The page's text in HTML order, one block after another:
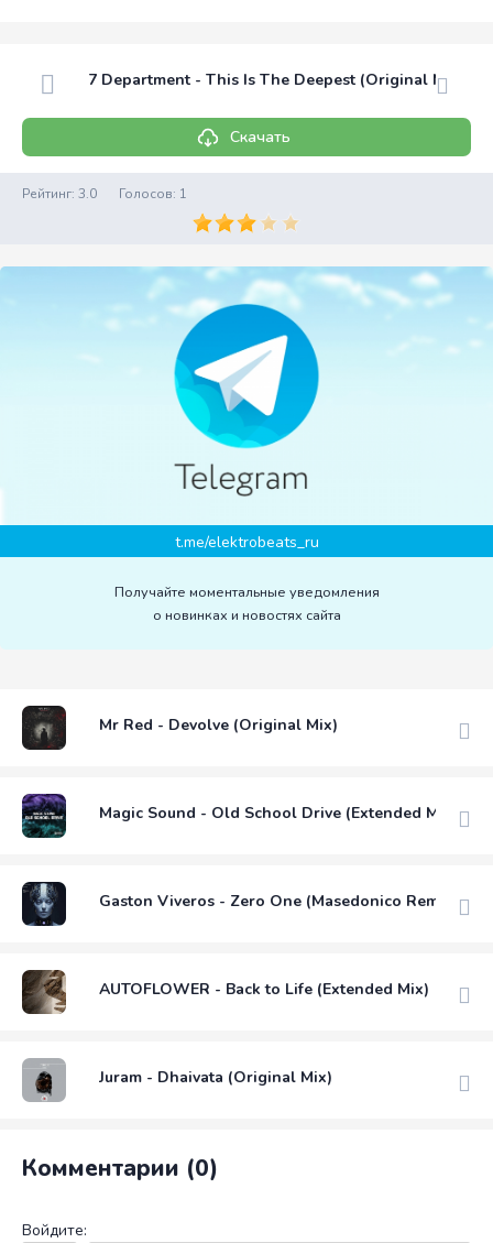
7 Department - This Is The Deepest (Original Mix)
Скачать
Рейтинг: 3.0 Голосов: 1
t.me/elektrobeats_ru
Получайте моментальные уведомления
о новинках и новостях сайта
Mr Red - Devolve (Original Mix)
Magic Sound - Old School Drive (Extended Mix)
Gaston Viveros - Zero One (Masedonico Remix)
AUTOFLOWER - Back to Life (Extended Mix)
Juram - Dhaivata (Original Mix)
Комментарии (0)
Войдите: